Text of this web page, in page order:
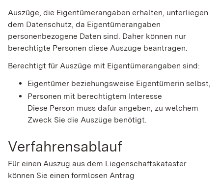
Auszüge, die Eigentümerangaben erhalten, unterliegen
dem Datenschutz, da Eigentümerangaben
personenbezogene Daten sind. Daher können nur
berechtigte Personen diese Auszüge beantragen.
Berechtigt für Auszüge mit Eigentümerangaben sind:
Eigentümer beziehungsweise Eigentümerin selbst,
Personen mit berechtigtem Interesse
Diese Person muss dafür angeben, zu welchem
Zweck Sie die Auszüge benötigt.
Verfahrensablauf
Für einen Auszug aus dem Liegenschaftskataster
können Sie einen formlosen Antrag